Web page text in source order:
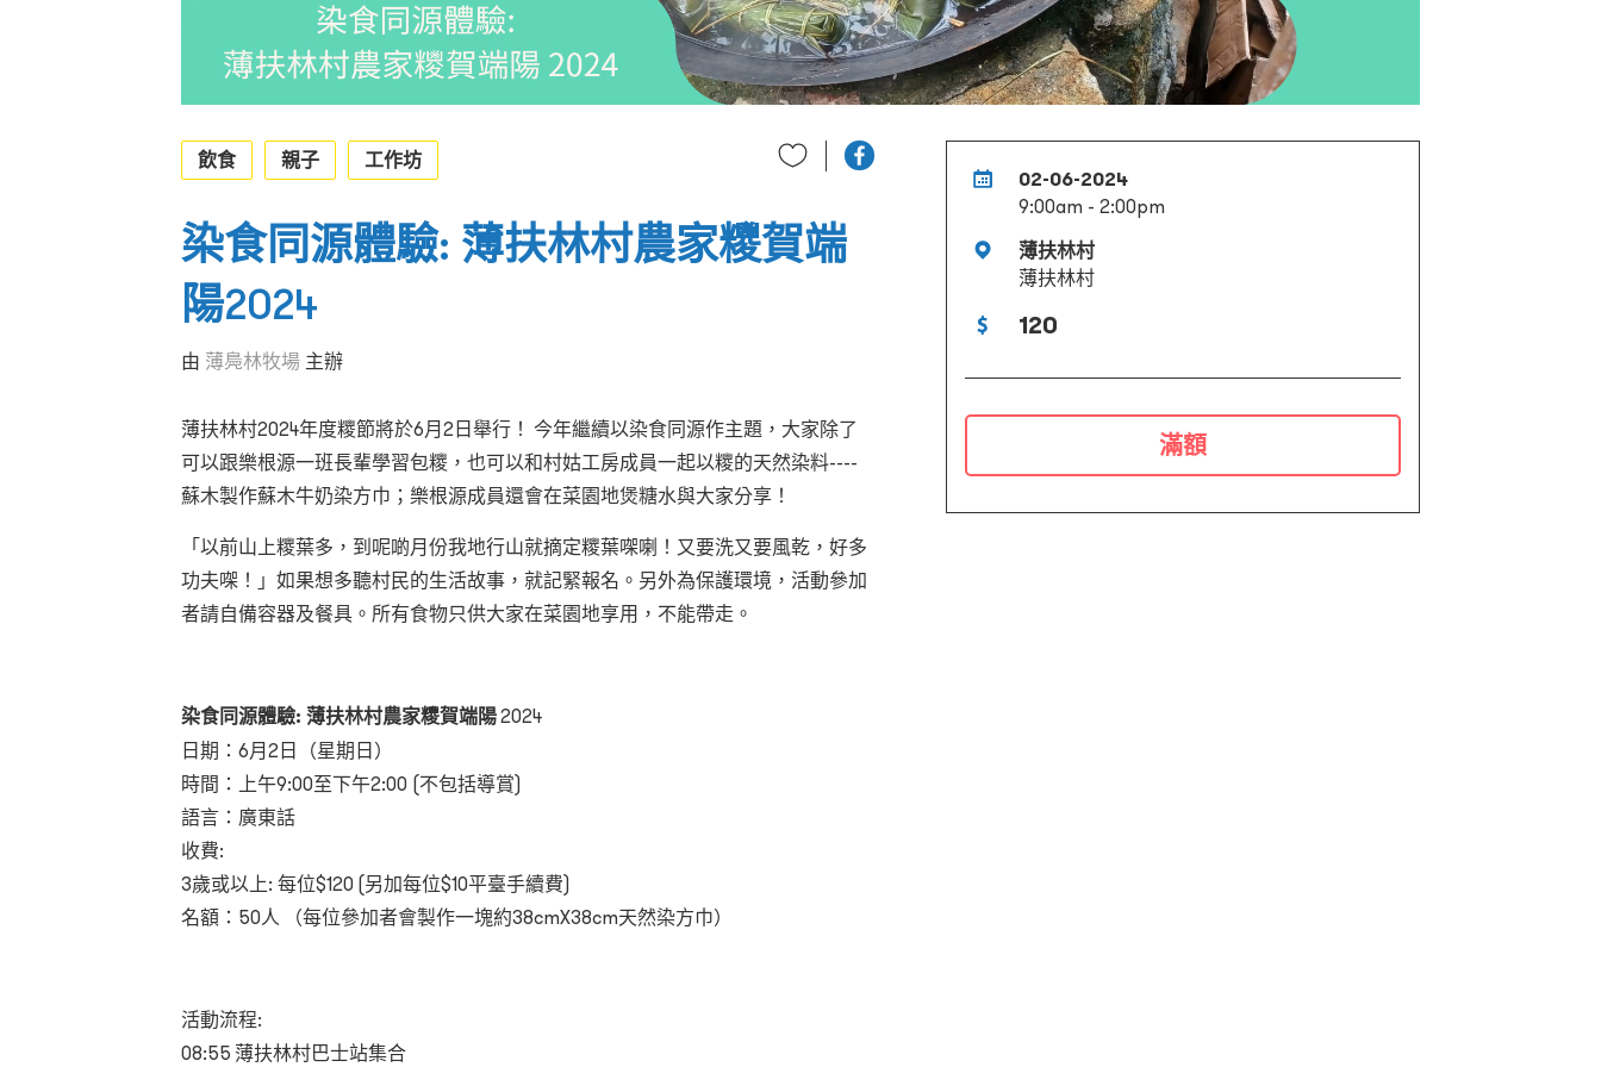
02-06-2024
9:00am - 2:00pm
薄扶林村
薄扶林村
120
滿額
飲食 親子 工作坊
染食同源體驗: 薄扶林村農家糭賀端
陽2024
由 薄鳧林牧場 主辦
薄扶林村2024年度糭節將於6月 2 日舉行！ 今年繼續以染食同源作主題 ， 大家除了
可以跟樂根源一班長輩學習包糭，也可以和村姑工房成員一起以糭的天然染料----
蘇木製作蘇木牛奶染方巾 ； 樂根源成員還會在菜園地煲糖水與大家分享 ！
「 以前山上糭葉多，到呢啲月份我地行山就摘定糭葉㗎喇！又要洗又要風乾，好多
功夫㗎 ！」 如果想多聽村民的生活故事，就記緊報名 。 另外為保護環境，活動參加
者請自備容器及餐具。所有食物只供大家在菜園地享用，不能帶走。
染食同源體驗: 薄扶林村農家糭賀端陽2024
日期： 6月 2 日（星期日）
時間：上午9:00至下午2:00 (不包括導賞)
語言：廣東話
收費:
3歲或以上: 每位$120 (另加每位$10平臺手續費)
名額： 50人 （每位參加者會製作一塊約38cmX38cm天然染方巾）
活動流程:
08:55 薄扶林村巴士站集合